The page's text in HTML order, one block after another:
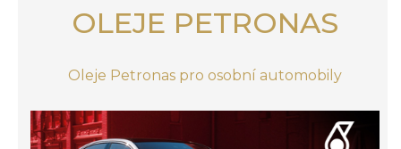
OLEJE PETRONAS
Oleje Petronas pro osobní automobily